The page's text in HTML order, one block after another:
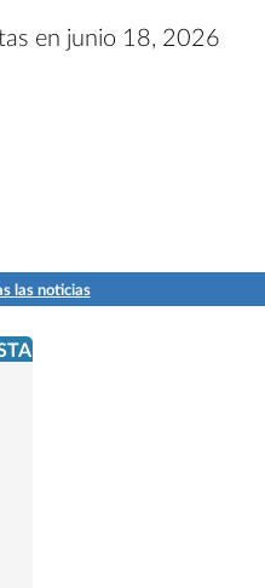
en junio 18, 2026
las noticias